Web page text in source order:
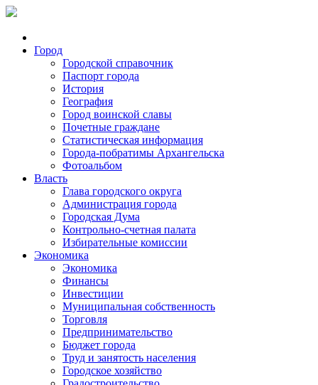
Город
Городской справочник
Паспорт города
История
География
Город воинской славы
Почетные граждане
Статистическая информация
Города-побратимы Архангельска
Фотоальбом
Власть
Глава городского округа
Администрация города
Городская Дума
Контрольно-счетная палата
Избирательные комиссии
Экономика
Экономика
Финансы
Инвестиции
Муниципальная собственность
Торговля
Предпринимательство
Бюджет города
Труд и занятость населения
Городское хозяйство